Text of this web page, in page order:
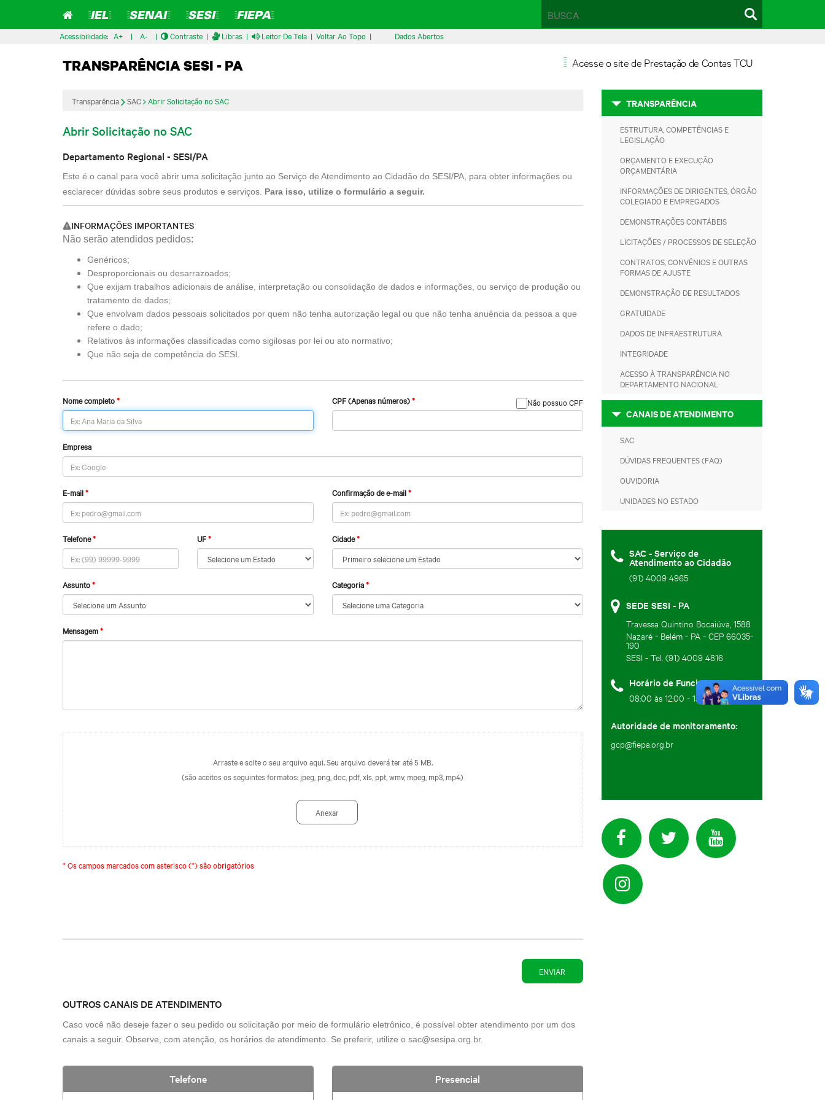
Home =IEL= =SENAI= =SESI= =FIEPA=
Botão
Pesquisar
Acessibilidade: A+ | A- | Contraste | Libras | Leitor De Tela | Voltar Ao Topo | Dados Abertos
TRANSPARÊNCIA SESI - PA = Acesse o site de Prestação de Contas TCU
Transparência SAC Abrir Solicitação no SAC
Abrir Solicitação no SAC
Departamento Regional - SESI/PA
Este é o canal para você abrir uma solicitação junto ao Serviço de Atendimento ao Cidadão do SESI/PA, para obter informações ou
esclarecer dúvidas sobre seus produtos e serviços. Para isso, utilize o formulário a seguir.
INFORMAÇÕES IMPORTANTES
Não serão atendidos pedidos:
Genéricos;
Desproporcionais ou desarrazoados;
Que exijam trabalhos adicionais de análise, interpretação ou consolidação de dados e informações, ou serviço de produção ou
tratamento de dados;
Que envolvam dados pessoais solicitados por quem não tenha autorização legal ou que não tenha anuência da pessoa a que
refere o dado;
Relativos às informações classificadas como sigilosas por lei ou ato normativo;
Que não seja de competência do SESI.
Nome completo Não possuo CPF
CPF (Apenas números)
Empresa
E-mail Confirmação de e-mail
Telefone UF Cidade
Assunto Categoria
Mensagem
Arraste e solte o seu arquivo aqui. Seu arquivo deverá ter até 5 MB.
(são aceitos os seguintes formatos: jpeg, png, doc, pdf, xls, ppt, wmv, mpeg, mp3, mp4)
Anexar
* Os campos marcados com asterisco (*) são obrigatórios
OUTROS CANAIS DE ATENDIMENTO
Caso você não deseje fazer o seu pedido ou solicitação por meio de formulário eletrônico, é possível obter atendimento por um dos
canais a seguir. Observe, com atenção, os horários de atendimento. Se preferir, utilize o sac@sesipa.org.br.
Telefone Presencial
TRANSPARÊNCIA
ESTRUTURA, COMPETÊNCIAS E
LEGISLAÇÃO
ORÇAMENTO E EXECUÇÃO
ORÇAMENTÁRIA
INFORMAÇÕES DE DIRIGENTES, ÓRGÃO
COLEGIADO E EMPREGADOS
DEMONSTRAÇÕES CONTÁBEIS
LICITAÇÕES / PROCESSOS DE SELEÇÃO
CONTRATOS, CONVÊNIOS E OUTRAS
FORMAS DE AJUSTE
DEMONSTRAÇÃO DE RESULTADOS
GRATUIDADE
DADOS DE INFRAESTRUTURA
INTEGRIDADE
ACESSO À TRANSPARÊNCIA NO
DEPARTAMENTO NACIONAL
CANAIS DE ATENDIMENTO
SAC
DÚVIDAS FREQUENTES (FAQ)
OUVIDORIA
UNIDADES NO ESTADO
SAC - Serviço de
Atendimento ao Cidadão
(91) 4009 4965
SEDE SESI - PA
Travessa Quintino Bocaiúva, 1588
Nazaré - Belém - PA - CEP 66035-
190
SESI - Tel. (91) 4009 4816
Horário de Funcionamento:
08:00 às 12:00 - 13:00 às 17:00
Autoridade de monitoramento:
gcp@fiepa.org.br
Facebook
FIEPA
Twitter Youtube
Instagram